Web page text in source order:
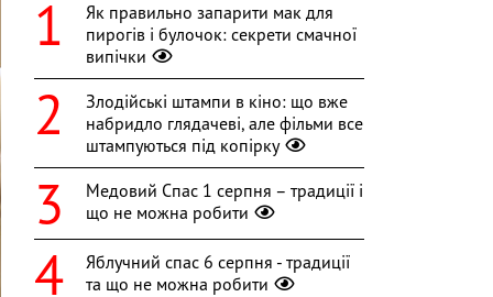
Як правильно запарити мак для
пирогів і булочок: секрети смачної
випічки
Злодійські штампи в кіно: що вже
набридло глядачеві, але фільми все
штампуються під копірку
Медовий Спас 1 серпня – традиції і
що не можна робити
Яблучний спас 6 серпня - традиції
та що не можна робити